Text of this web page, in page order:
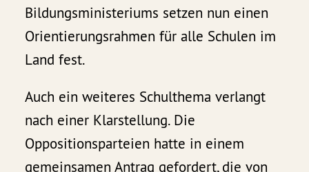
Bildungsministeriums setzen nun einen
Orientierungsrahmen für alle Schulen im
Land fest.
Auch ein weiteres Schulthema verlangt
nach einer Klarstellung. Die
Oppositionsparteien hatte in einem
gemeinsamen Antrag gefordert, die von